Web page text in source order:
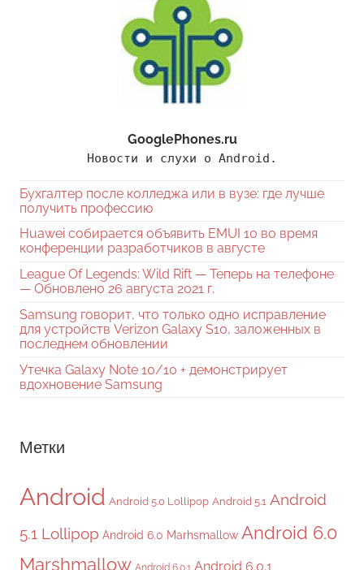
GooglePhones.ru
Новости и слухи о Android.
Бухгалтер после колледжа или в вузе: где лучше
получить профессию
Huawei собирается объявить EMUI 10 во время
конференции разработчиков в августе
League Of Legends: Wild Rift — Теперь на телефоне
— Обновлено 26 августа 2021 г.
Samsung говорит, что только одно исправление
для устройств Verizon Galaxy S10, заложенных в
последнем обновлении
Утечка Galaxy Note 10/10 + демонстрирует
вдохновение Samsung
Метки
Android Android 5.0 Lollipop Android 5.1 Android
5.1 Lollipop Android 6.0 Marhsmallow Android 6.0
Marshmallow
Android 6.0.1